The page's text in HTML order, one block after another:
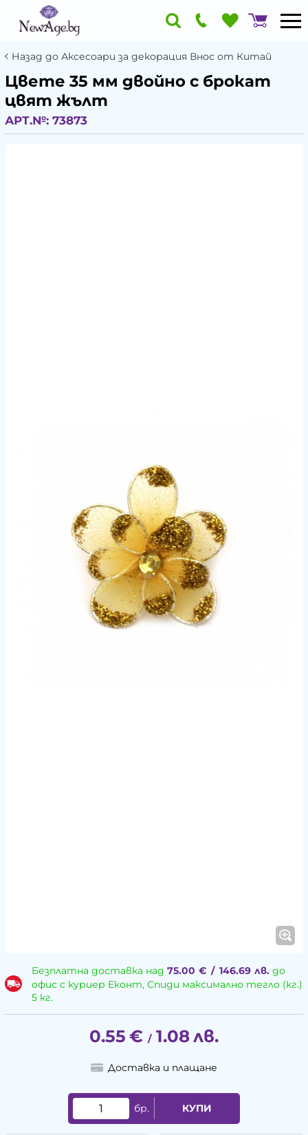
Назад до Аксесоари за декорация Внос от Китай
Цвете 35 мм двойно с брокат
цвят жълт
АРТ.№: 73873
Безплатна доставка над 75.00 € / 146.69 лв.до
офис с куриер Еконт, Спиди максимално тегло (кг.)
5 кг.
0.55 € / 1.08лв.
Доставка и плащане
бр. КУПИ